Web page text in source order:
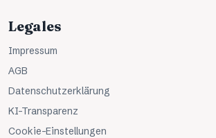
Legales
Impressum
AGB
Datenschutzerklärung
KI-Transparenz
Cookie-Einstellungen